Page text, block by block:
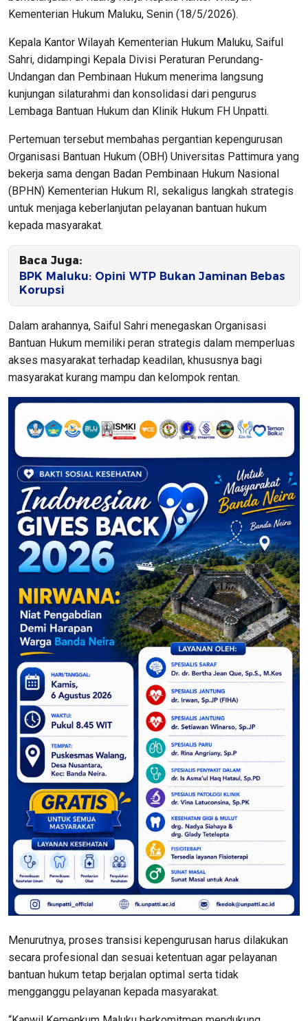
Kementerian Hukum Maluku, Senin (18/5/2026).
Kepala Kantor Wilayah Kementerian Hukum Maluku, Saiful
Sahri, didampingi Kepala Divisi Peraturan Perundang-
Undangan dan Pembinaan Hukum menerima langsung
kunjungan silaturahmi dan konsolidasi dari pengurus
Lembaga Bantuan Hukum dan Klinik Hukum FH Unpatti.
Pertemuan tersebut membahas pergantian kepengurusan
Organisasi Bantuan Hukum (OBH) Universitas Pattimura yang
bekerja sama dengan Badan Pembinaan Hukum Nasional
(BPHN) Kementerian Hukum RI, sekaligus langkah strategis
untuk menjaga keberlanjutan pelayanan bantuan hukum
kepada masyarakat.
Baca Juga:
BPK Maluku: Opini WTP Bukan Jaminan Bebas
Korupsi
Dalam arahannya, Saiful Sahri menegaskan Organisasi
Bantuan Hukum memiliki peran strategis dalam memperluas
akses masyarakat terhadap keadilan, khususnya bagi
masyarakat kurang mampu dan kelompok rentan.
Menurutnya, proses transisi kepengurusan harus dilakukan
secara profesional dan sesuai ketentuan agar pelayanan
bantuan hukum tetap berjalan optimal serta tidak
mengganggu pelayanan kepada masyarakat.